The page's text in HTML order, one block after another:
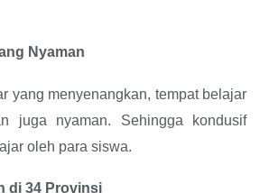
Nyaman
yang menyenangkan, tempat belajar
juga nyaman. Sehingga kondusif
oleh para siswa.
di 34 Provinsi